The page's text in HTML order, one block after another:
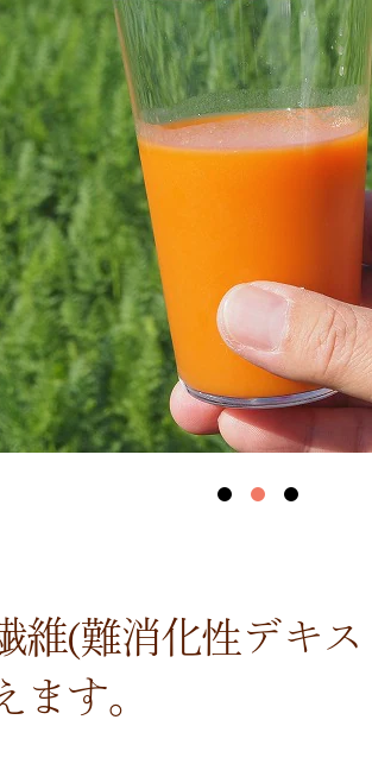
維(難消化性デキ
す。